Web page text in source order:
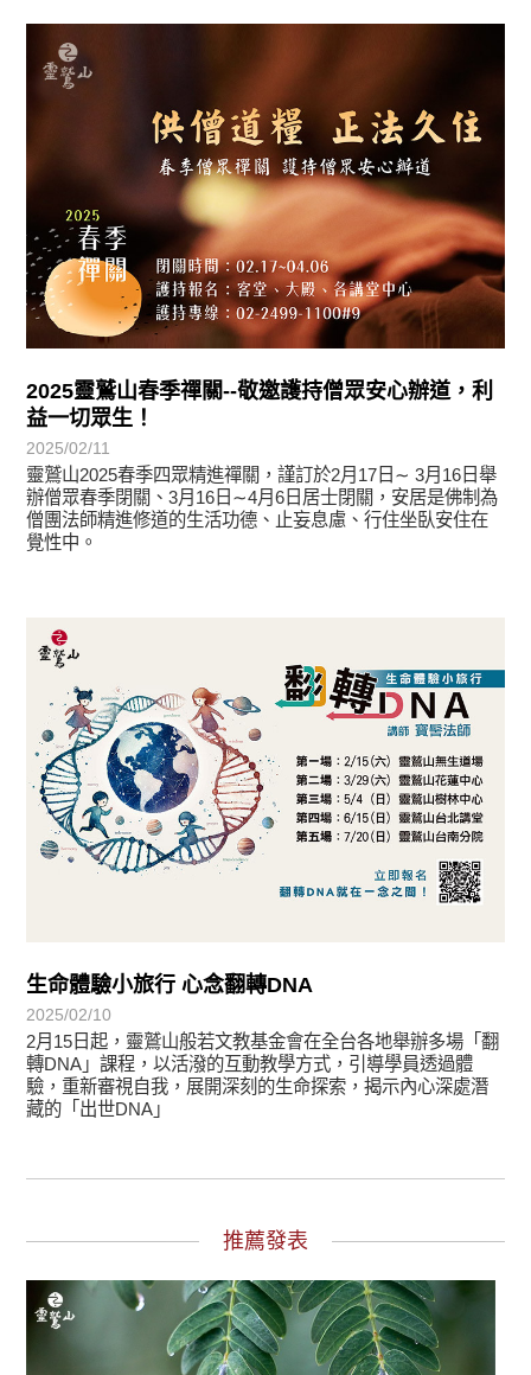
2025靈鷲山春季禪關--敬邀護持僧眾安心辦道，利
益一切眾生！
2025/02/11
靈鷲山2025春季四眾精進禪關，謹訂於2月17日∼ 3月16日舉
辦僧眾春季閉關、3月16日∼4月6日居士閉關，安居是佛制為
僧團法師精進修道的生活功德、止妄息慮、行住坐臥安住在
覺性中。
生命體驗小旅行 心念翻轉DNA
2025/02/10
2月15日起，靈鷲山般若文教基金會在全台各地舉辦多場「翻
轉DNA」課程，以活潑的互動教學方式，引導學員透過體
驗，重新審視自我，展開深刻的生命探索，揭示內心深處潛
藏的「出世DNA」
推薦發表